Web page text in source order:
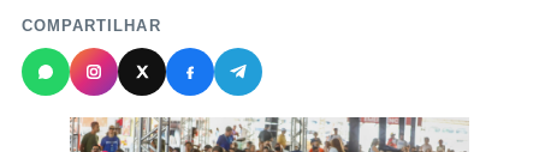
COMPARTILHAR